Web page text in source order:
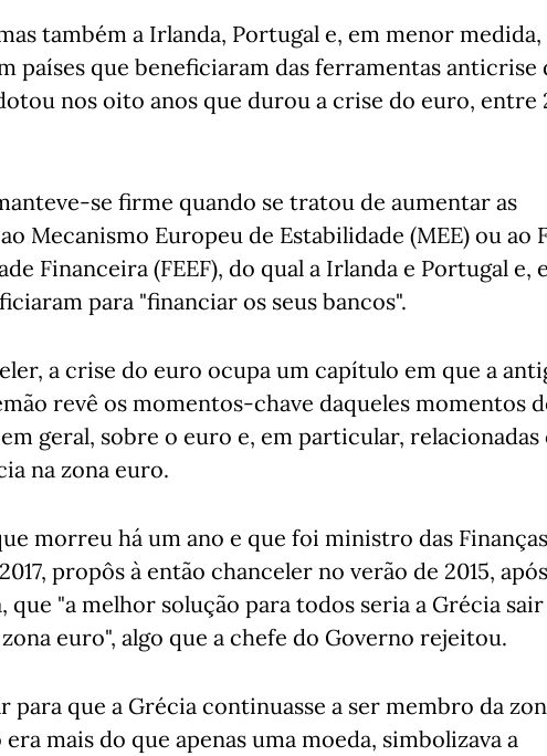
também a Irlanda, Portugal e, em menor medida,
países que beneficiaram das ferramentas anticrise
nos oito anos que durou a crise do euro, entre
se firme quando se tratou de aumentar as
Mecanismo Europeu de Estabilidade (MEE) ou ao
Financeira (FEEF), do qual a Irlanda e Portugal e,
para "financiar os seus bancos".
a crise do euro ocupa um capítulo em que a
revê os momentos-chave daqueles momentos
geral, sobre o euro e, em particular, relacionadas
na zona euro.
morreu há um ano e que foi ministro das
propôs à então chanceler no verão de 2015,
que "a melhor solução para todos seria a Grécia sair
euro", algo que a chefe do Governo rejeitou.
para que a Grécia continuasse a ser membro da
mais do que apenas uma moeda, simbolizava a